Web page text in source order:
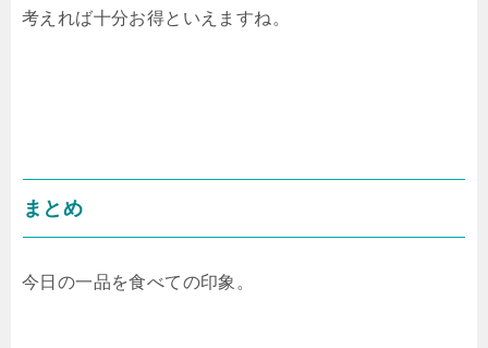
考えれば十分お得といえますね。
まとめ
今日の一品を食べての印象。